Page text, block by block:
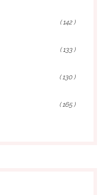
( 142 )
( 133 )
( 130 )
( 165 )